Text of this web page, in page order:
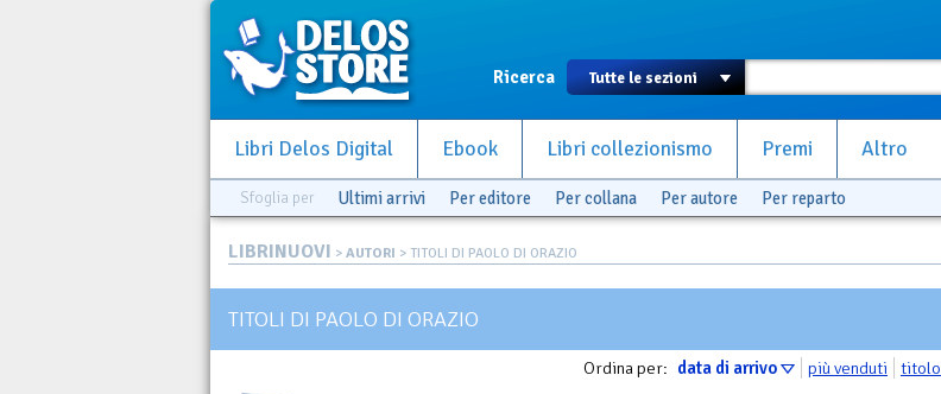
Ricerca
Libri Delos Digital Ebook Libri collezionismo Premi Altro
Sfoglia per Ultimi arrivi Per editore Per collana Per autore Per reparto
LIBRINUOVI > AUTORI > TITOLI DI PAOLO DI ORAZIO
TITOLI DI PAOLO DI ORAZIO
Ordina per: data di arrivo più venduti titolo